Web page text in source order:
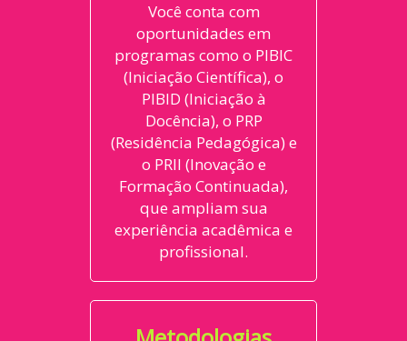
Você conta com
oportunidades em
programas como o PIBIC
(Iniciação Científica), o
PIBID (Iniciação à
Docência), o PRP
(Residência Pedagógica) e
o PRIl (Inovação e
Formação Continuada),
queampliam sua
experiência acadêmica e
profissional.